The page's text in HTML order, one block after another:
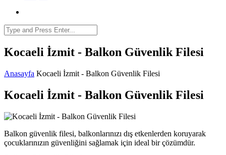
Kocaeli İzmit - Balkon Güvenlik Filesi
Anasayfa Kocaeli İzmit - Balkon Güvenlik Filesi
Kocaeli İzmit - Balkon Güvenlik Filesi
Balkon güvenlik filesi, balkonlarınızı dış etkenlerden koruyarak
çocuklarınızın güvenliğini sağlamak için ideal bir çözümdür.